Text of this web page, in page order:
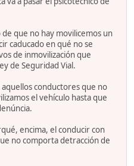
que no hay movilicemos un
caducado en qué no se
de inmovilización que
de Seguridad Vial.
conductores que no
el vehículo hasta que
encima, el conducir con
no comporta detracción de